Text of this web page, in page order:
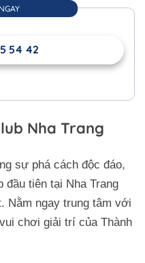
54 42
Nha Trang
sự phá cách độc đáo,
đầu tiên tại Nha Trang
Nằm ngay trung tâm với
chơi giải trí của Thành